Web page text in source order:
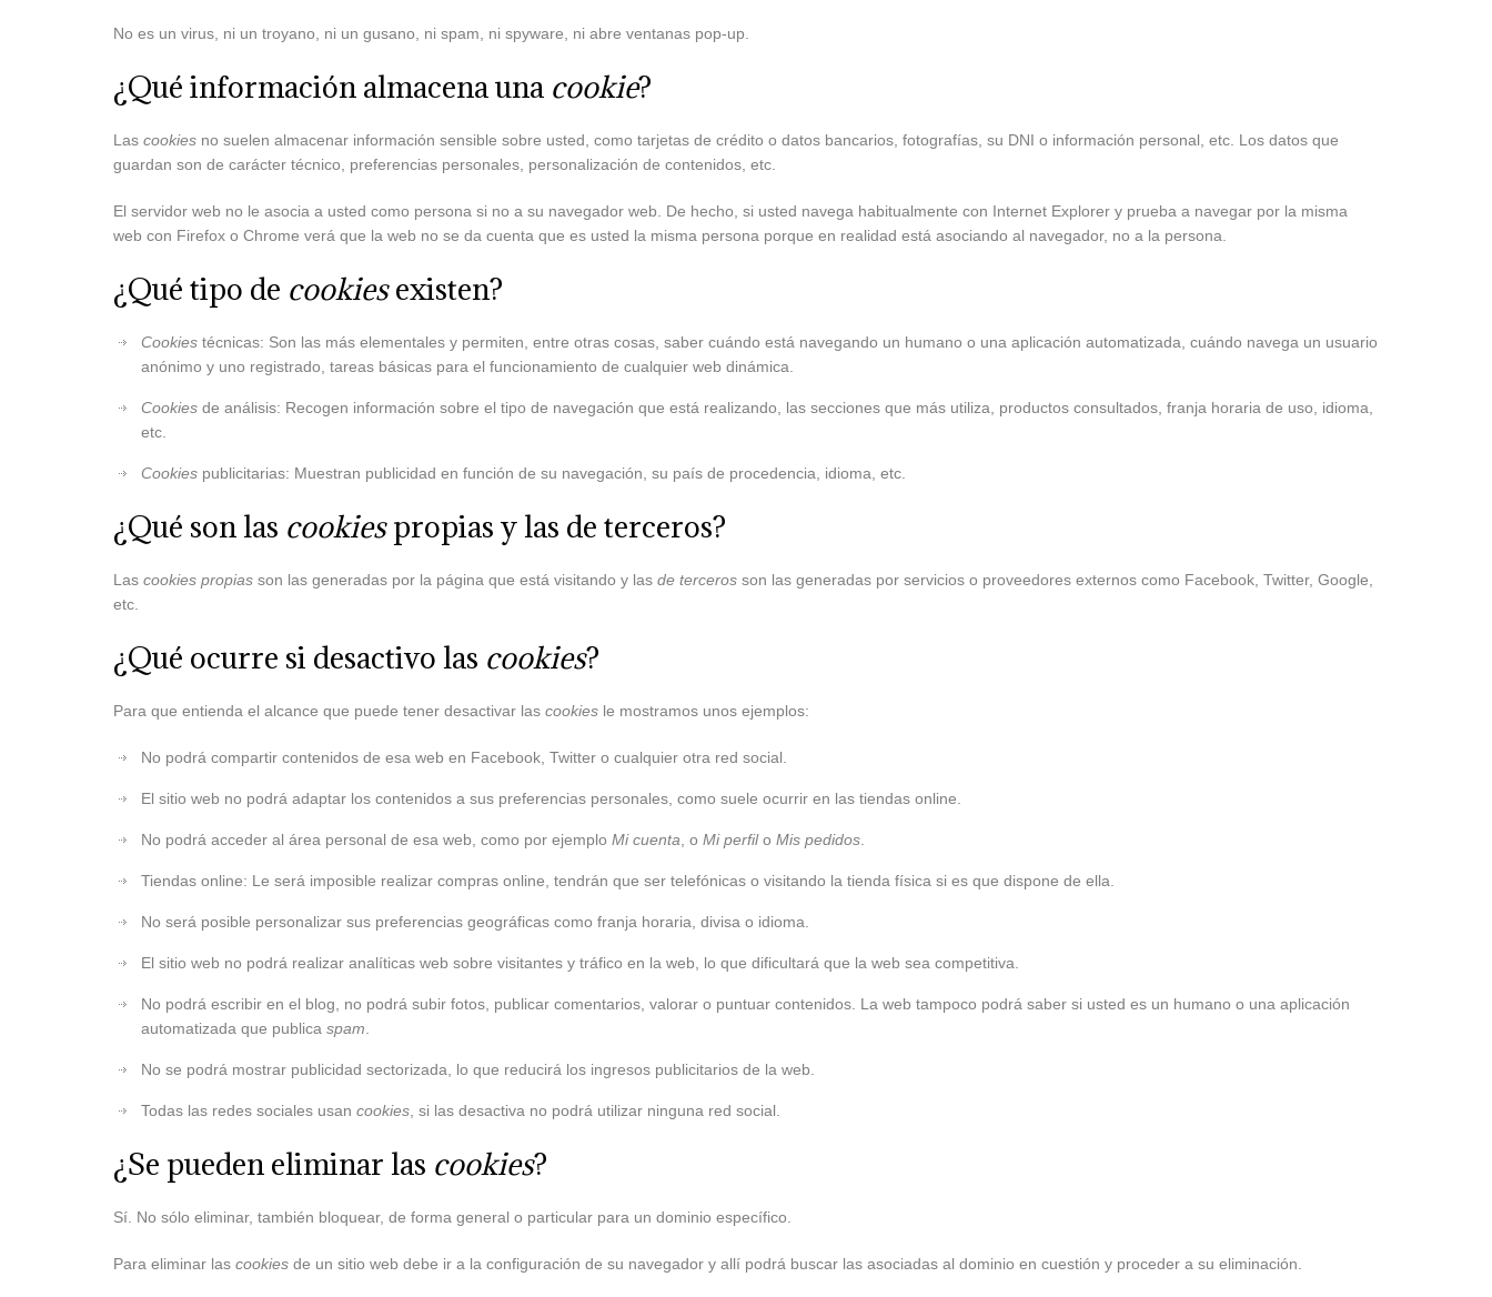
No es un virus, ni un troyano, ni un gusano, ni spam, ni spyware, ni abre ventanas pop-up.
¿Qué información almacena una cookie?
Las cookies no suelen almacenar información sensible sobre usted, como tarjetas de crédito o datos bancarios, fotografías, su DNI o información personal, etc. Los datos que
guardan son de carácter técnico, preferencias personales, personalización de contenidos, etc.
El servidor web no le asocia a usted como persona si no a su navegador web. De hecho, si usted navega habitualmente con Internet Explorer y prueba a navegar por la misma
web con Firefox o Chrome verá que la web no se da cuenta que es usted la misma persona porque en realidad está asociando al navegador, no a la persona.
¿Qué tipo de cookiesexisten?
Cookies técnicas: Son las más elementales y permiten, entre otras cosas, saber cuándo está navegando un humano o una aplicación automatizada, cuándo navega un usuario
anónimo y uno registrado, tareas básicas para el funcionamiento de cualquier web dinámica.
Cookies de análisis: Recogen información sobre el tipo de navegación que está realizando, las secciones que más utiliza, productos consultados, franja horaria de uso, idioma,
etc.
Cookies publicitarias: Muestran publicidad en función de su navegación, su país de procedencia, idioma, etc.
¿Qué son las cookiespropias y las de terceros?
Las cookies propias son las generadas por la página que está visitando y las de terceros son las generadas por servicios o proveedores externos como Facebook, Twitter, Google,
etc.
¿Qué ocurre si desactivo las cookies?
Para que entienda el alcance que puede tener desactivar las cookies le mostramos unos ejemplos:
No podrá compartir contenidos de esa web en Facebook, Twitter o cualquier otra red social.
El sitio web no podrá adaptar los contenidos a sus preferencias personales, como suele ocurrir en las tiendas online.
No podrá acceder al área personal de esa web, como por ejemplo Mi cuenta , o Mi perfilo Mis pedidos
Tiendas online: Le será imposible realizar compras online, tendrán que ser telefónicas o visitando la tienda física si es que dispone de ella.
No será posible personalizar sus preferencias geográficas como franja horaria, divisa o idioma.
El sitio web no podrá realizar analíticas web sobre visitantes y tráfico en la web, lo que dificultará que la web sea competitiva.
No podrá escribir en el blog, no podrá subir fotos, publicar comentarios, valorar o puntuar contenidos. La web tampoco podrá saber si usted es un humano o una aplicación
automatizada que publica spam
No se podrá mostrar publicidad sectorizada, lo que reducirá los ingresos publicitarios de la web.
Todas las redes sociales usan cookies , si las desactiva no podrá utilizar ninguna red social.
¿Se pueden eliminar las cookies?
Sí. No sólo eliminar, también bloquear, de forma general o particular para un dominio específico.
Para eliminar las cookies de un sitio web debe ir a la configuración de su navegador y allí podrá buscar las asociadas al dominio en cuestión y proceder a su eliminación.